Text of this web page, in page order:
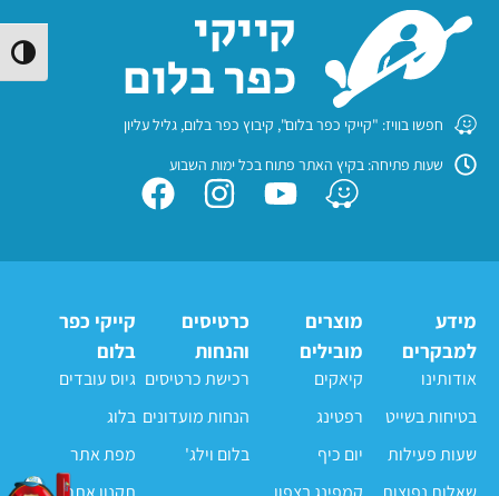
מידע
למבקרים
אודותינו
בטיחות בשייט
שעות פעילות
מוצרים
מובילים
קיאקים
רפטינג
יום כיף
כרטיסים
והנחות
רכישת כרטיסים
הנחות מועדונים
בלום וילג'
קייקי כפר
בלום
גיוס עובדים
בלוג
מפת אתר
חפשו בוויז: "קייקי כפר בלום", קיבוץ כפר בלום, גליל עליון
שעות פתיחה: בקיץ האתר פתוח בכל ימות השבוע